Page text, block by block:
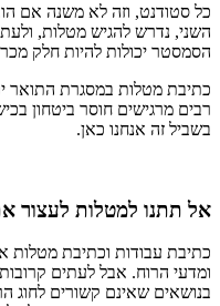
כל סטודנט, וזה לא משנה אם
השני, נדרש להגיש מטלות,
הסמסטר יכולות להיות חלק
כתיבת מטלות במסגרת התואר
רבים מרגישים חוסר ביטחון
בשביל זה אנחנו כאן.
אל תתנו למטלות לעצור
כתיבת עבודות וכתיבת מטלות
ומדעי הרוח. אבל לעתים
בנושאים שאינם קשורים לחוג